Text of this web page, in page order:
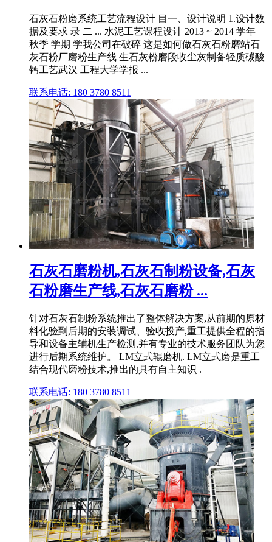
石灰石粉磨系统工艺流程设计 目一、设计说明 1.设计数
据及要求 录 二 ... 水泥工艺课程设计 2013 ~ 2014 学年
秋季 学期 学我公司在破碎 这是如何做石灰石粉磨站石
灰石粉厂磨粉生产线 生石灰粉磨段收尘灰制备轻质碳酸
钙工艺武汉 工程大学学报 ...
联系电话: 180 3780 8511
石灰石磨粉机,石灰石制粉设备,石灰
石粉磨生产线,石灰石磨粉 ...
针对石灰石制粉系统推出了整体解决方案,从前期的原材
料化验到后期的安装调试、验收投产,重工提供全程的指
导和设备主辅机生产检测,并有专业的技术服务团队为您
进行后期系统维护。 LM立式辊磨机. LM立式磨是重工
结合现代磨粉技术,推出的具有自主知识 .
联系电话: 180 3780 8511